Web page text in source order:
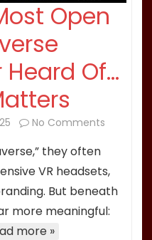
Open
Heard Of…
No Comments
Most
Open
Source
they often
VR headsets,
But beneath
more meaningful:
more »